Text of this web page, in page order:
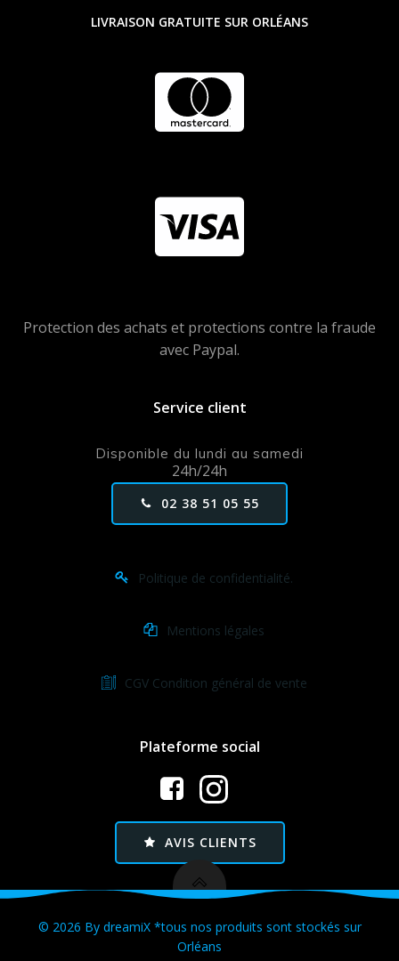
LIVRAISON GRATUITE SUR ORLÉANS
Protection des achats et protections contre la fraude
avec Paypal.
Service client
Disponible du lundi au samedi
24h/24h
02 38 51 05 55
Politique de confidentialité.
Mentions légales
CGV Condition général de vente
Plateforme social
AVIS CLIENTS
© 2026 By dreamiX *tous nos produits sont stockés sur
Orléans